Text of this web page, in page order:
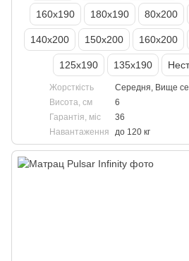
160х190 180х190 80х200
140х200 150х200 160х200
125х190 135х190
Жорсткість
Середня, Вище
Висота, см
6
Гарантія, міс
36
Навантаження
до 120 кг